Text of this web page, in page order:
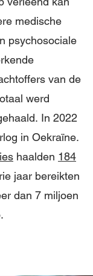
medische
psychosociale
van de
werd
In 2022
in Oekraïne.
haalden 184
jaar bereikten
dan 7 miljoen